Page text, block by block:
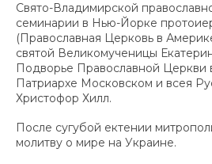
Свято-Владимирской
семинарии в Нью-Йорке
(Православная Церковь в
святой Великомученицы
Подворье Православной Церкви
Патриархе Московском и всея
Христофор Хилл.
После сугубой ектении
молитву о мире на Украине.